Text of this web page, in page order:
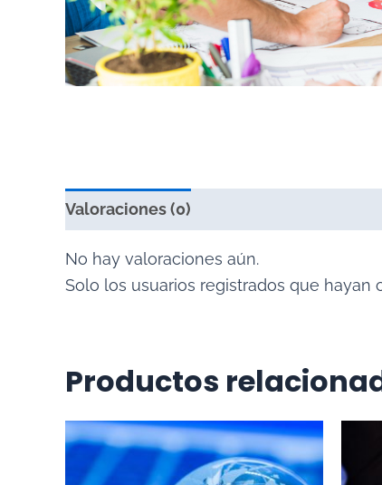
Valoraciones (0)
No hay valoraciones aún.
Solo los usuarios registrados que
Productos